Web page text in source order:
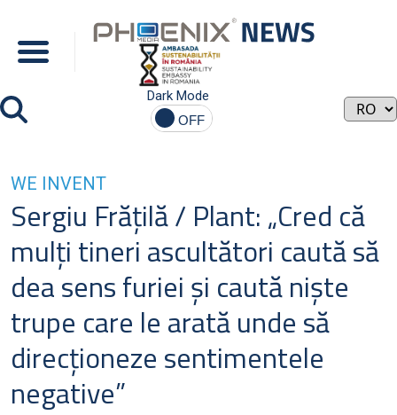
Dark Mode
WE INVENT
Sergiu Frățilă / Plant: „Cred că
mulți tineri ascultători caută să
dea sens furiei și caută niște
trupe care le arată unde să
direcționeze sentimentele
negative”